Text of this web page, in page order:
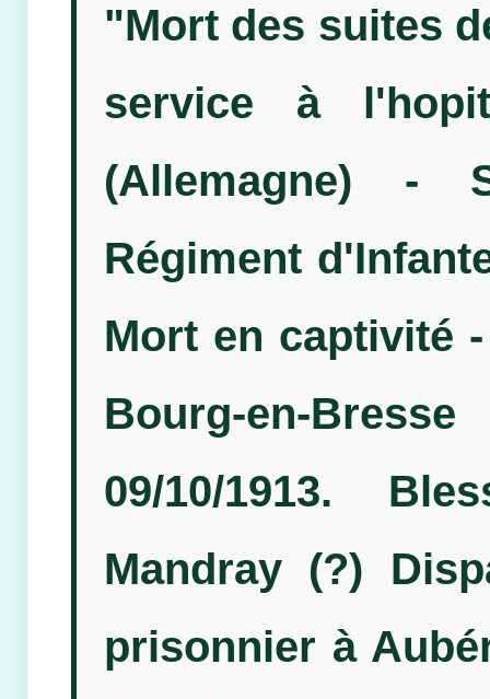
"Mort des suites
service à
(Allemagne) -
Régiment
Mort en captivité
Bourg-en-
09/10/1913.
Mandray (?)
prisonnier à